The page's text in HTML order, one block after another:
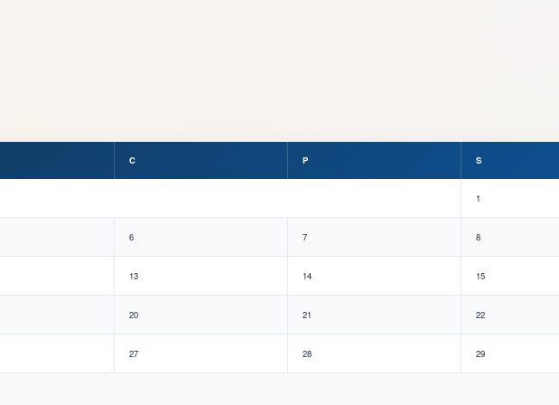
C P S
1
6 7 8
13 14 15
20 21 22
27 28 29